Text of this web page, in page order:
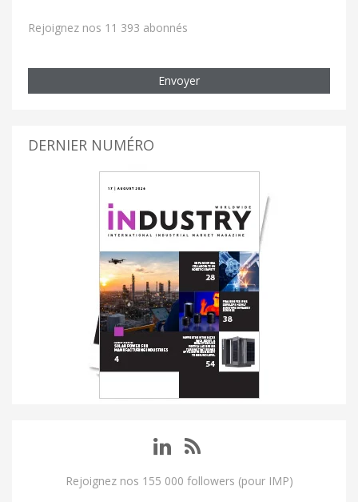
Rejoignez nos 11 393 abonnés
Envoyer
DERNIER NUMÉRO
Rejoignez nos 155 000 followers (pour IMP)